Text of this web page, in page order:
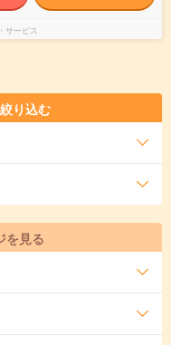
サービス
り込む
を見る